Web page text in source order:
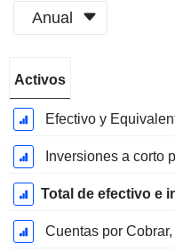
Anual
fiscal:
Julio
Activos
Efectivo y
Inversiones a corto
Total de efectivo e
Cuentas por Cobrar,